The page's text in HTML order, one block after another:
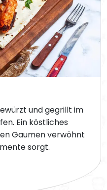
und gegrillt im
Ein köstliches
Gaumen verwöhnt
sorgt.